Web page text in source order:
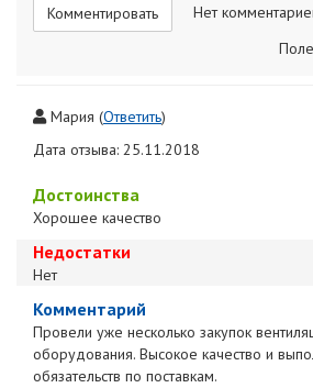
Комментировать
Нет
Мария (Ответить)
Дата отзыва: 25.11.2018
Достоинства
Хорошее качество
Недостатки
Нет
Комментарий
Провели уже несколько закупок
оборудования. Высокое качество и
обязательств по поставкам.